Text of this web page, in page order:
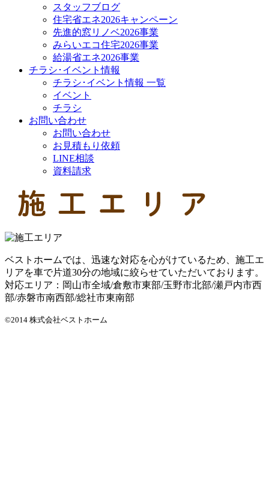
スタッフブログ
住宅省エネ2026キャンペーン
先進的窓リノベ2026事業
みらいエコ住宅2026事業
給湯省エネ2026事業
チラシ･イベント情報
チラシ･イベント情報 一覧
イベント
チラシ
お問い合わせ
お問い合わせ
お見積もり依頼
LINE相談
資料請求
ベストホームでは、迅速な対応を心がけているため、施工エ
リアを車で片道30分の地域に絞らせていただいております。
対応エリア：岡山市全域/倉敷市東部/玉野市北部/瀬戸内市西
部/赤磐市南西部/総社市東南部
©2014 株式会社ベストホーム